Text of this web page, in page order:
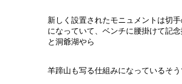
新しく設置されたモニュメントは切
になっていて、ベンチに腰掛けて記
と洞爺湖やら
羊蹄山も写る仕組みになっているそう